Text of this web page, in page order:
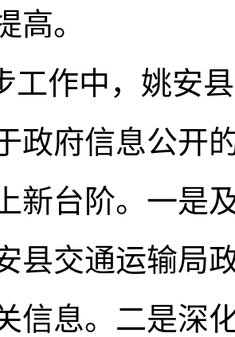
高。
工作中 ， 姚安
政府信息公开
新台阶。 一是
县交通运输局
信息。二是深